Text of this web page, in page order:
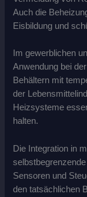
Auch die
Eisbildung und
Im gewerblichen
Anwendung bei
Behältern mit
der
Heizsysteme
halten.
Die Integration in
Sensoren und
den tatsächlichen